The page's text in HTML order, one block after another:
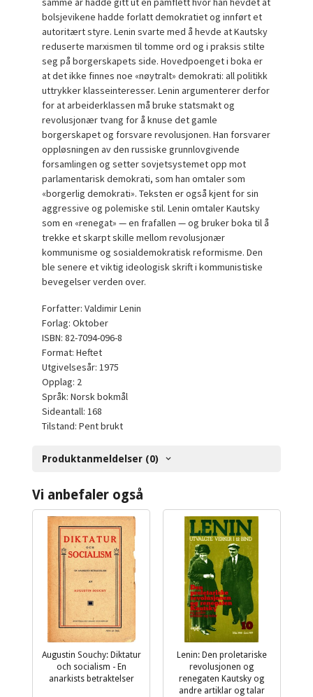
bolsjevikene hadde forlatt demokratiet og innført et
autoritært styre. Lenin svarte med å hevde at Kautsky
reduserte marxismen til tomme ord og i praksis stilte
seg på borgerskapets side. Hovedpoenget i boka er
at det ikke finnes noe «nøytralt» demokrati: all politikk
uttrykker klasseinteresser. Lenin argumenterer derfor
for at arbeiderklassen må bruke statsmakt og
revolusjonær tvang for å knuse det gamle
borgerskapet og forsvare revolusjonen. Han forsvarer
oppløsningen av den russiske grunnlovgivende
forsamlingen og setter sovjetsystemet opp mot
parlamentarisk demokrati, som han omtaler som
«borgerlig demokrati». Teksten er også kjent for sin
aggressive og polemiske stil. Lenin omtaler Kautsky
som en «renegat» — en frafallen — og bruker boka til å
trekke et skarpt skille mellom revolusjonær
kommunisme og sosialdemokratisk reformisme. Den
ble senere et viktig ideologisk skrift i kommunistiske
bevegelser verden over.
Forfatter: Valdimir Lenin
Forlag: Oktober
ISBN: 82-7094-096-8
Format: Heftet
Utgivelsesår: 1975
Opplag: 2
Språk: Norsk bokmål
Sideantall: 168
Tilstand: Pent brukt
Produktanmeldelser (0)
Vi anbefaler også
Augustin Souchy: Diktatur
och socialism - En
anarkists betraktelser
Lenin: Den proletariske
revolusjonen og
renegaten Kautsky og
andre artiklar og talar